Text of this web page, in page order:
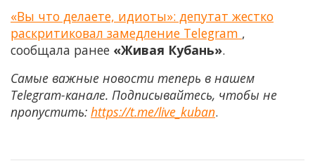
«Вы что делаете, идиоты»: депутат жестко
раскритиковал замедление Telegram ,
сообщала ранее «Живая Кубань».
Самые важные новости теперь в нашем
Telegram-канале. Подписывайтесь, чтобы не
пропустить: https://t.me/live_kuban.